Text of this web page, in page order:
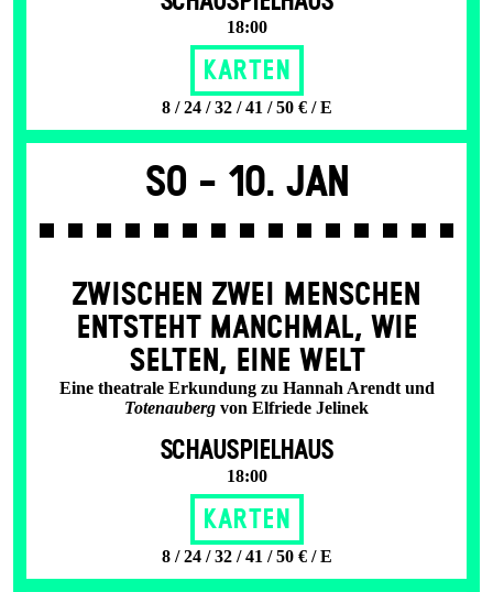
18:00
Karten
8 / 24 / 32 / 41 / 50 € / E
So - 10. Jan
ZWISCHEN ZWEI MENSCHEN
ENT­STEHT MANCH­MAL, WIE
SELTEN, EINE WELT
Eine theatrale Erkundung zu Hannah Arendt und
Totenauberg von Elfriede Jelinek
SCHAUSPIELHAUS
18:00
Karten
8 / 24 / 32 / 41 / 50 € / E